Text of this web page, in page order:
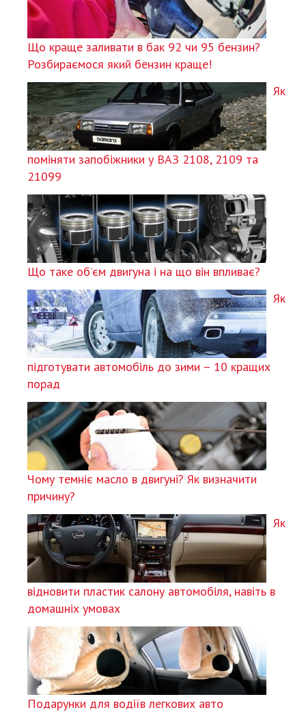
Що краще заливати в бак 92 чи 95 бензин?
Розбираємося який бензин краще!
Як
поміняти запобіжники у ВАЗ 2108, 2109 та
21099
Що таке об’єм двигуна і на що він впливає?
Як
підготувати автомобіль до зими – 10 кращих
порад
Чому темніє масло в двигуні? Як визначити
причину?
Як
відновити пластик салону автомобіля, навіть в
домашніх умовах
Подарунки для водіїв легкових авто